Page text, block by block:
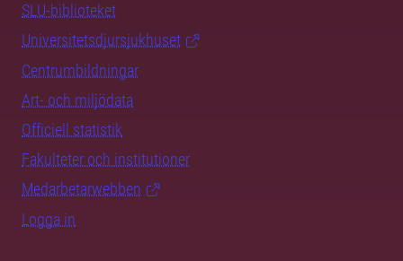
SLU-biblioteket
Universitetsdjursjukhuset
Centrumbildningar
Art- och miljödata
Officiell statistik
Fakulteter och institutioner
Medarbetarwebben
Logga in